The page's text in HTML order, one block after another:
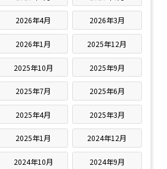
2026年4月 2026年3月
2026年1月 2025年12月
2025年10月 2025年9月
2025年7月 2025年6月
2025年4月 2025年3月
2025年1月 2024年12月
2024年10月 2024年9月